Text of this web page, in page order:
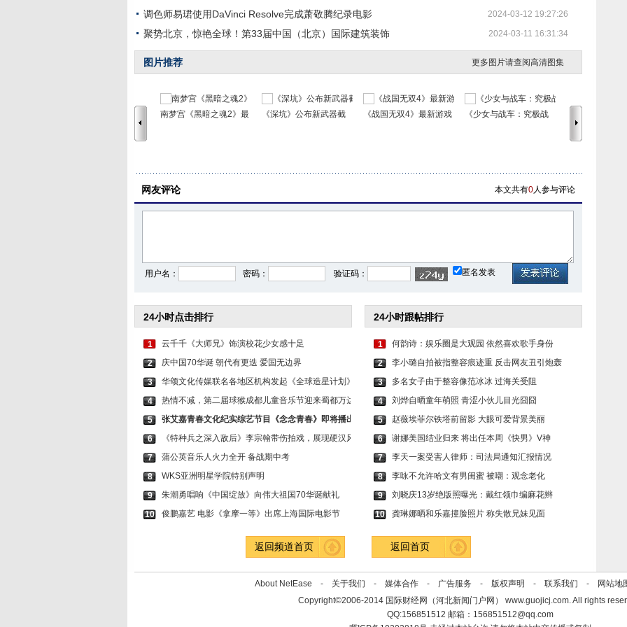
调色师易珺使用DaVinci Resolve完成萧敬腾纪录电影 2024-03-12 19:27:26
聚势北京，惊艳全球！第33届中国（北京）国际建筑装饰 2024-03-11 16:31:34
更多图片请查阅高清图集
图片推荐
南梦宫《黑暗之魂2》最 《深坑》公布新武器截 《战国无双4》最新游戏 《少女与战车：究极战
网友评论 本文共有0人参与评论
用户名： 密码： 验证码： 匿名发表
24小时点击排行
1
云千千《大师兄》饰演校花少女感十足
2
庆中国70华诞 朝代有更迭 爱国无边界
3
华颂文化传媒联名各地区机构发起《全球造星计划》
4
热情不减，第二届球猴成都儿童音乐节迎来蜀都万达
5
张艾嘉青春文化纪实综艺节目《念念青春》即将播出
6
《特种兵之深入敌后》李宗翰带伤拍戏，展现硬汉风
7
蒲公英音乐人火力全开 备战期中考
8
WKS亚洲明星学院特别声明
9
朱潮勇唱响《中国绽放》向伟大祖国70华诞献礼
10
俊鹏嘉艺 电影《拿摩一等》出席上海国际电影节
24小时跟帖排行
1
何韵诗：娱乐圈是大观园 依然喜欢歌手身份
2
李小璐自拍被指整容痕迹重 反击网友丑引炮轰
3
多名女子由于整容像范冰冰 过海关受阻
4
刘烨自晒童年萌照 青涩小伙儿目光囧囧
5
赵薇埃菲尔铁塔前留影 大眼可爱背景美丽
6
谢娜美国结业归来 将出任本周《快男》V神
7
李天一案受害人律师：司法局通知汇报情况
8
李咏不允许哈文有男闺蜜 被嘲：观念老化
9
刘晓庆13岁绝版照曝光：戴红领巾编麻花辫
10
龚琳娜晒和乐嘉撞脸照片 称失散兄妹见面
返回频道首页 返回首页
About NetEase - 关于我们 - 媒体合作 - 广告服务 - 版权声明 - 联系我们 - 网站地
Copyright©2006-2014 国际财经网（河北新闻门户网） www.guojicj.com. All rights
QQ:156851512 邮箱：156851512@qq.com